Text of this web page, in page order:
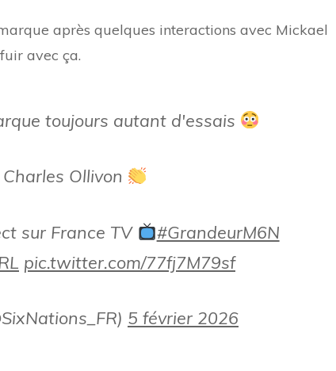
après quelques interactions avec Mickael
avec ça.
toujours autant d'essais
Ollivon
sur France TV
#GrandeurM6N
pic.twitter.com/77fj7M79sf
5 février 2026